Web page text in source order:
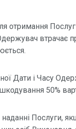
втрачає
Дати і Часу
50%
Послуги,